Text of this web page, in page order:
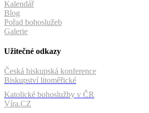
Kalendář
Blog
Pořad bohoslužeb
Galerie
Užitečné odkazy
Česká biskupská konference
Biskupství litoměřické
Katolické bohoslužby v ČR
Víra.CZ